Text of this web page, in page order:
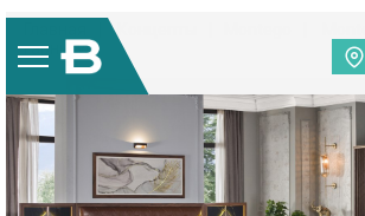
Концепты
гарнитур